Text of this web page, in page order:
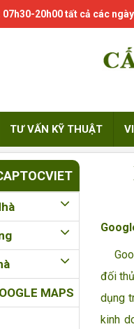
20h00 tất cả các
TƯ VẤN KỸ THUẬT
MAPS
đối
dụng
kinh